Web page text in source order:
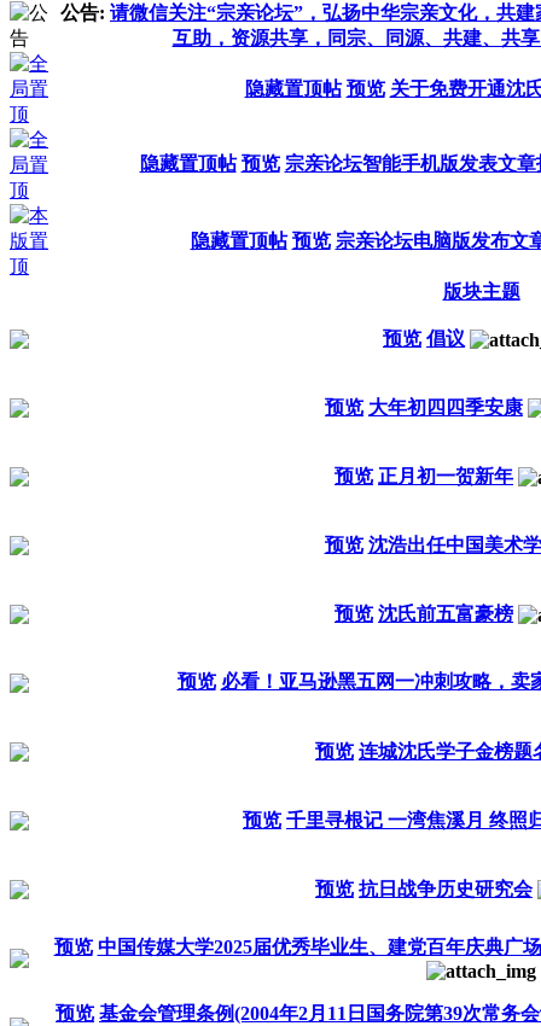
公告: 请微信关注“宗亲论坛”，弘扬中华宗亲文化，共
互助，资源共享，同宗、同源、共建、共
隐藏置顶帖 预览 关于免费开通沈
隐藏置顶帖 预览 宗亲论坛智能手机版发表文章
隐藏置顶帖 预览 宗亲论坛电脑版发布文
版块主题
预览 倡议
预览 大年初四四季安康
预览 正月初一贺新年
预览 沈浩出任中国美术
预览 沈氏前五富豪榜
预览 必看！亚马逊黑五网一冲刺攻略，卖
预览 连城沈氏学子金榜题
预览 千里寻根记 一湾焦溪月 终照
预览 抗日战争历史研究会
预览 中国传媒大学2025届优秀毕业生、建党百年庆典广
预览 基金会管理条例(2004年2月11日国务院第39次常